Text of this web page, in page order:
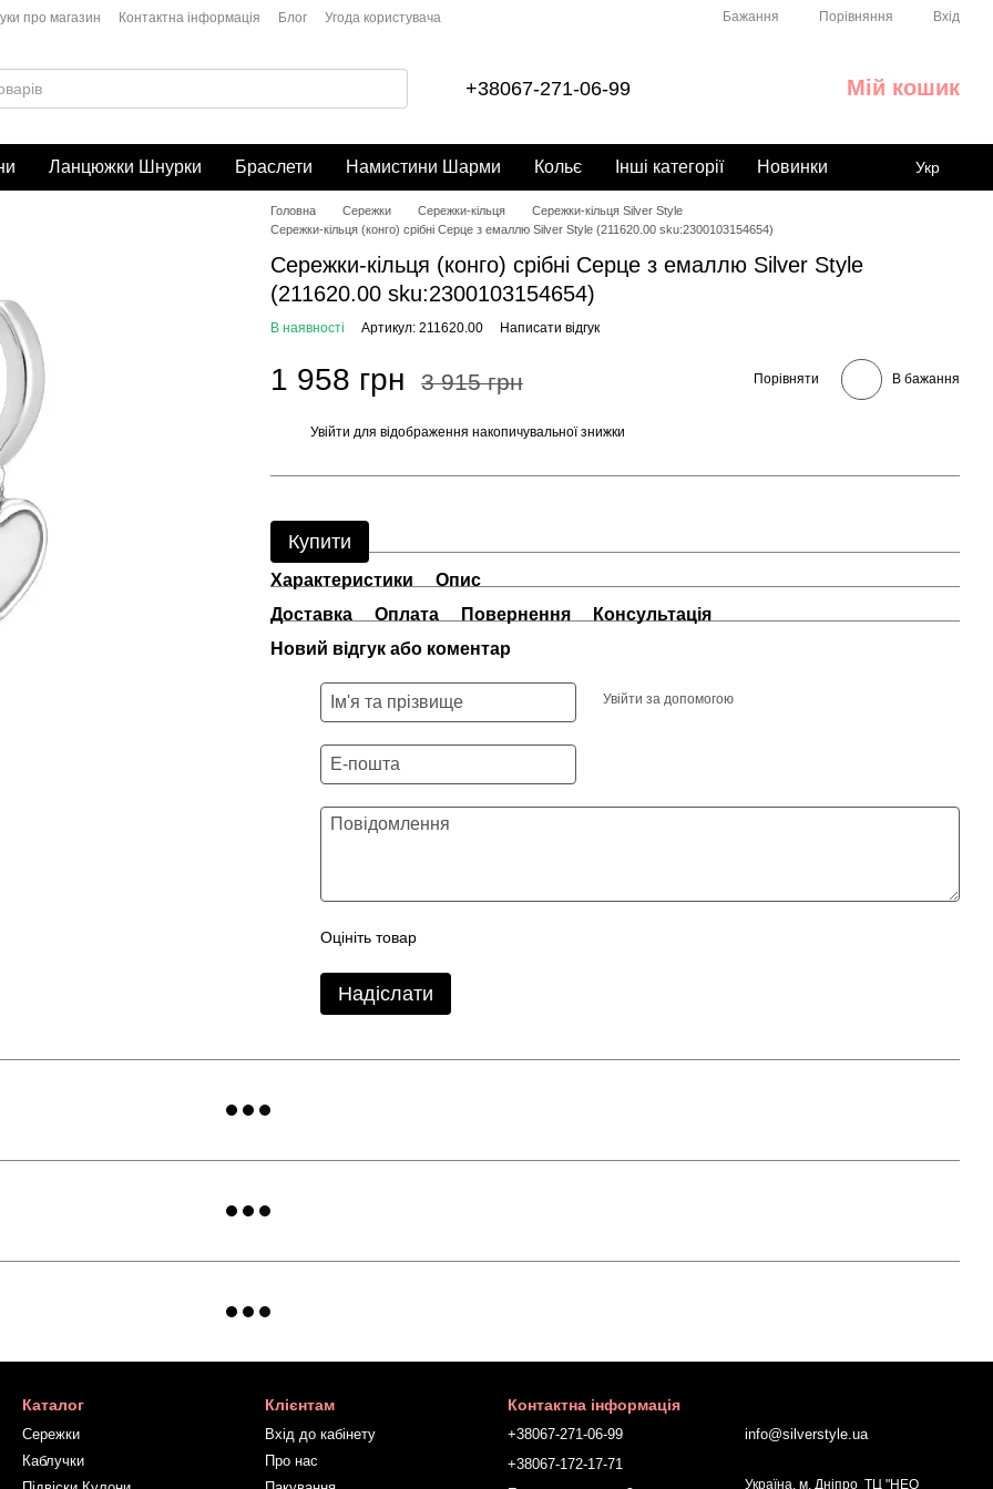
про магазин Контактна інформація Блог Угода користувача Бажання Порівняння Вхід
+38067-271-06-99 Мій кошик
Ланцюжки Шнурки Браслети Намистини Шарми Кольє Інші категорії Новинки Укр
Головна Сережки Сережки-кільця
Сережки-кільця Silver Style
Сережки-кільця (конго) срібні Серце з емаллю Silver Style (211620.00 sku:2300103154654)
Сережки-кільця (конго) срібні Серце з емаллю Silver Style
(211620.00 sku:2300103154654)
В наявності Артикул: 211620.00 Написати відгук
1 958 грн 3 915 грн Порівняти В бажання
Увійти для відображення накопичувальної знижки
Купити
Характеристики
Опис
Доставка
Оплата Повернення
Консультація
Новий відгук або коментар
Увійти за допомогою
Оцініть товар
Надіслати
Каталог
Сережки
Каблучки
Клієнтам
Вхід до кабінету
Про нас
Контактна інформація
+38067-271-06-99
+38067-172-17-71
info@silverstyle.ua
Україна, м. Дніпро ТЦ "НЕО